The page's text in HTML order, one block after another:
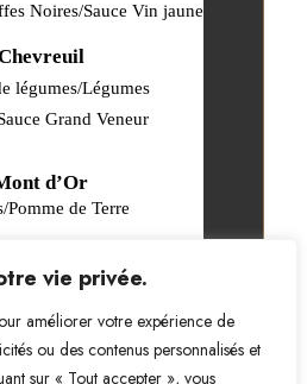
vie privée.
améliorer votre expérience de
ou des contenus personnalisés et
sur « Tout accepter », vous
Noires/Sauce Vin jaune
légumes/Légumes
Grand Veneur
d’Or
Pomme de Terre
Clémentine
hors boissons